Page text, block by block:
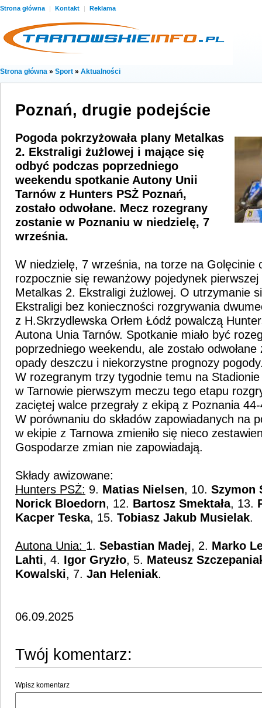
Strona główna | Kontakt | Reklama
Strona główna » Sport » Aktualności
Poznań, drugie podejście
Pogoda pokrzyżowała plany Metalkas
2. Ekstraligi żużlowej i mające się
odbyć podczas poprzedniego
weekendu spotkanie Autony Unii
Tarnów z Hunters PSŻ Poznań,
zostało odwołane. Mecz rozegrany
zostanie w Poznaniu w niedzielę, 7
września.
W niedzielę, 7 września, na torze na Golęcinie
rozpocznie się rewanżowy pojedynek
Metalkas 2. Ekstraligi żużlowej. O utrzymanie
Ekstraligi bez konieczności rozgrywania
z H.Skrzydlewska Orłem Łódź powalczą
Autona Unia Tarnów. Spotkanie miało być
poprzedniego weekendu, ale zostało
opady deszczu i niekorzystne prognozy
W rozegranym trzy tygodnie temu na
w Tarnowie pierwszym meczu tego etapu
zaciętej walce przegrały z ekipą z Poznania
W porównaniu do składów zapowiadanych na
w ekipie z Tarnowa zmieniło się nieco
Gospodarze zmian nie zapowiadają.
Składy awizowane:
Hunters PSŻ: 9. Matias Nielsen, 10. Szymon
Norick Bloedorn, 12. Bartosz Smektała, 13.
Kacper Teska, 15. Tobiasz Jakub Musielak.
Autona Unia: 1. Sebastian Madej, 2. Marko
Lahti, 4. Igor Gryzło, 5. Mateusz
Kowalski, 7. Jan Heleniak.
06.09.2025
Twój komentarz:
Wpisz komentarz